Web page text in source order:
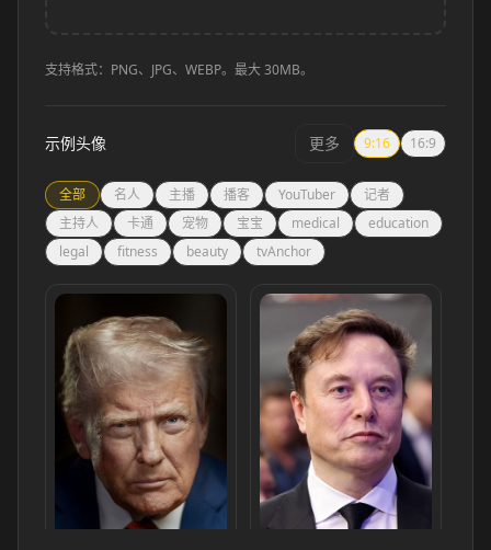
支持格式：PNG、JPG、WEBP。最大 30MB。
示例头像 更多 9:16 16:9
全部 名人 主播 播客 YouTuber
记者
主持人
卡通 宠物 宝宝 medical
education
legal
fitness beauty tvAnchor